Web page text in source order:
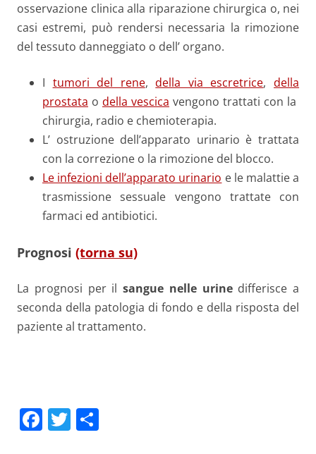
osservazione clinica alla riparazione chirurgica o, nei
casi estremi, può rendersi necessaria la rimozione
del tessuto danneggiato o dell’ organo.
I tumori del rene,della via escretrice,della
prostata o della vescica vengono trattati con la
chirurgia, radio e chemioterapia.
L’ ostruzione dell’apparato urinario è trattata
con la correzione o la rimozione del blocco.
Le infezioni dell’apparato urinario e le malattie a
trasmissione sessuale vengono trattate con
farmaci ed antibiotici.
Prognosi (torna su)
La prognosi per il sangue nelle urinedifferisce a
seconda della patologia di fondo e della risposta del
paziente al trattamento.
F T